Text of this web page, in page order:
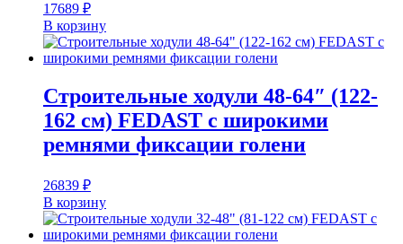
17689 ₽
В корзину
Строительные ходули 48-64″ (122-
162 см) FEDAST c широкими
ремнями фиксации голени
26839 ₽
В корзину